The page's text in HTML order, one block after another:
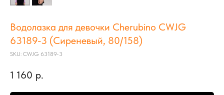
Водолазка для девочки Cherubino CWJG
63189-3 (Сиреневый, 80/158)
SKU: CWJG 63189-3
1 160 р.